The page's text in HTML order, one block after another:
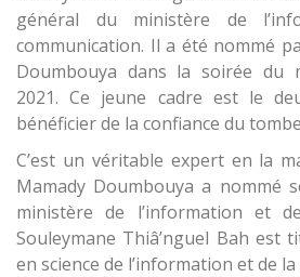
général du ministère de
communication. Il a été nommé
Doumbouya dans la soirée du
2021. Ce jeune cadre est le
bénéficier de la confiance du
C’est un véritable expert en la
Mamady Doumbouya a nommé
ministère de l’information et
Souleymane Thiâ’nguel Bah est
en science de l’information et de